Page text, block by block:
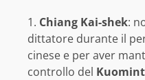
Chiang Kai-shek:
dittatore durante il
cinese e per aver
controllo del